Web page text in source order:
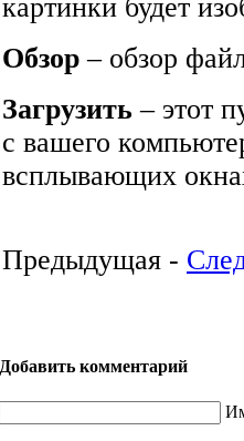
картинки будет
Обзор – обзор
Загрузить – этот
с вашего
всплывающих
Предыдущая -
Добавить комментарий